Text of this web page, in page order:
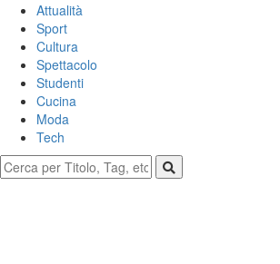
Attualità
Sport
Cultura
Spettacolo
Studenti
Cucina
Moda
Tech